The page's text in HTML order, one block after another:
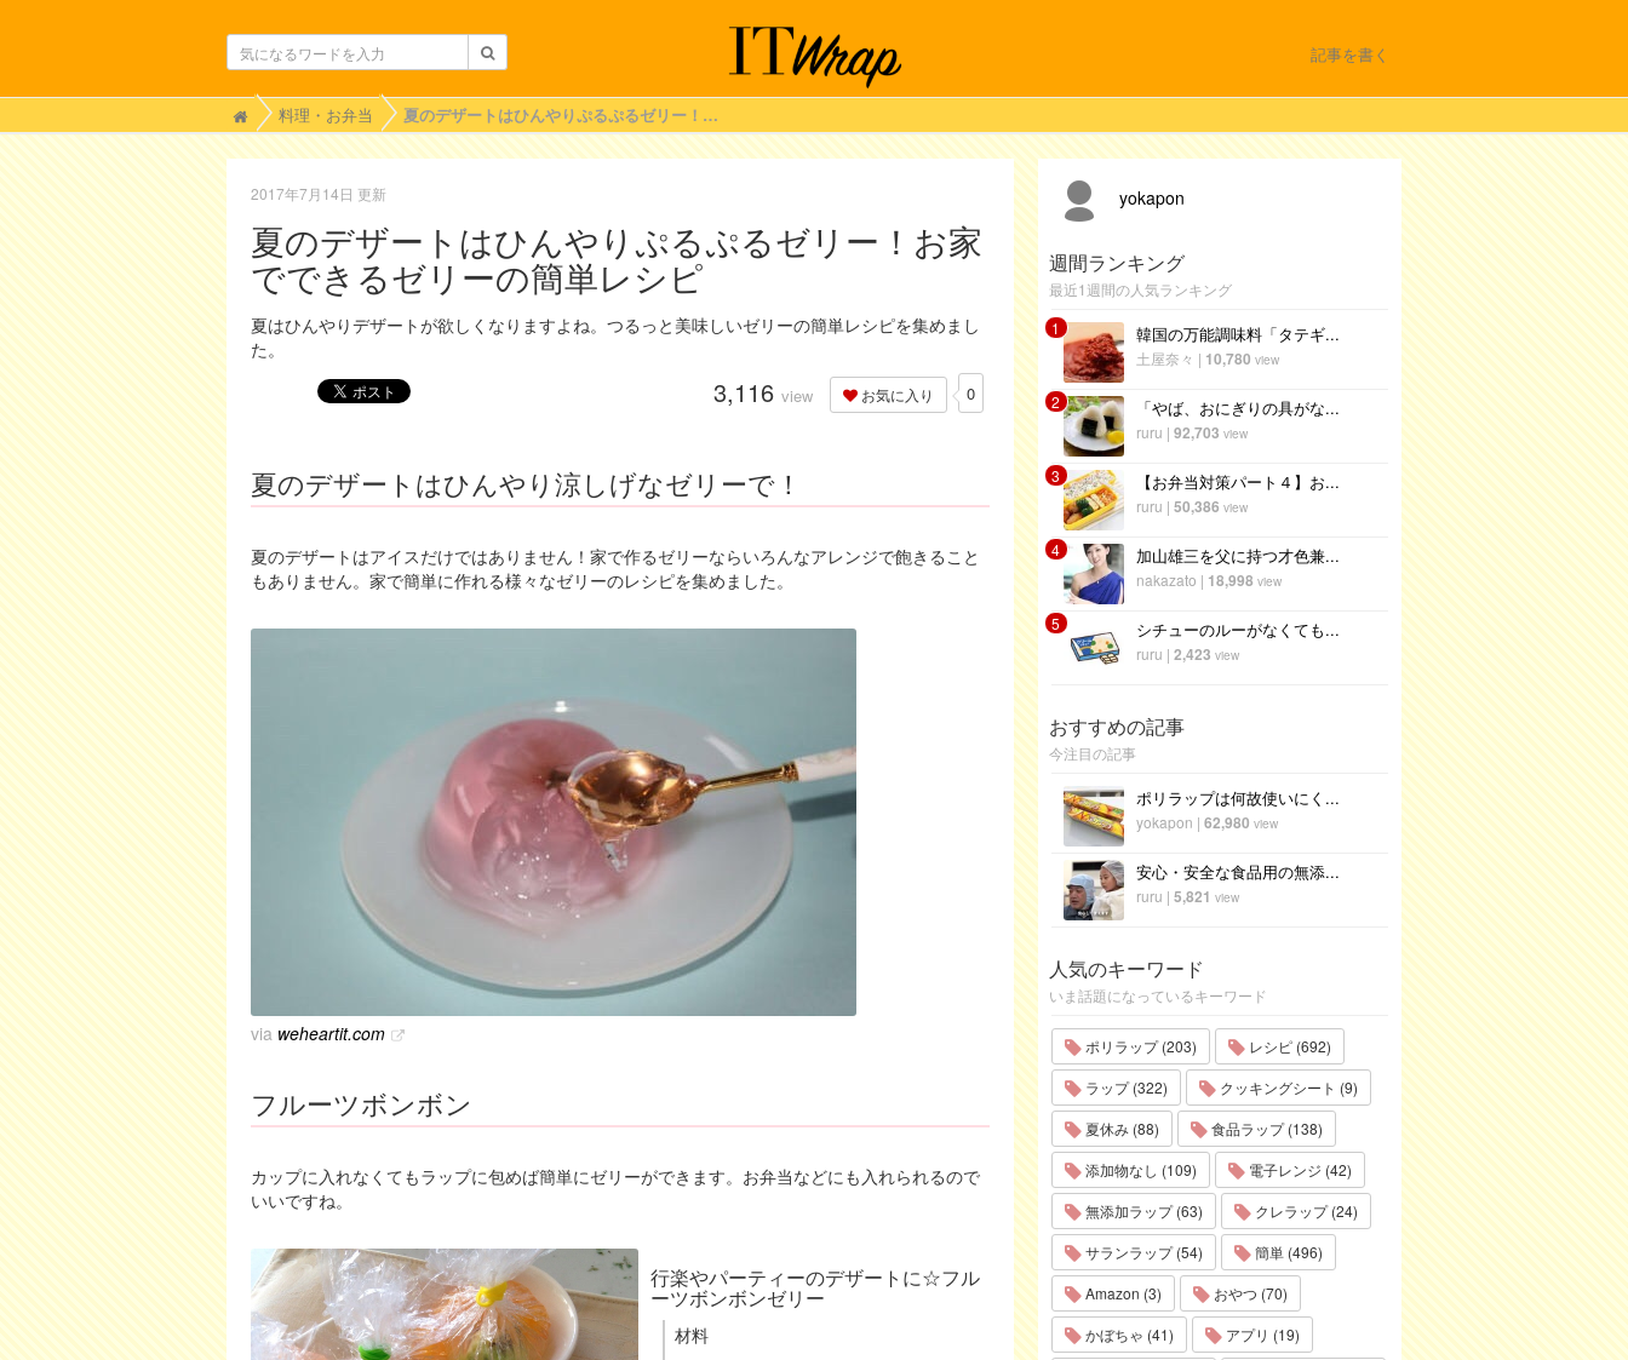
記事を書く
H
o
m
料理・お弁当 夏のデザートはひんやりぷるぷるゼリー！お家でできるゼリーの簡単レシピ
2017年7月14日 更新
夏のデザートはひんやりぷるぷるゼリー！お家
でできるゼリーの簡単レシピ
夏はひんやりデザートが欲しくなりますよね。つるっと美味しいゼリーの簡単レシピを集めまし
た。
3,116 view お気に入り 0
夏のデザートはひんやり涼しげなゼリーで！
夏のデザートはアイスだけではありません！家で作るゼリーならいろんなアレンジで飽きること
もありません。家で簡単に作れる様々なゼリーのレシピを集めました。
via weheartit.com
フルーツボンボン
カップに入れなくてもラップに包めば簡単にゼリーができます。お弁当などにも入れられるので
いいですね。
行楽やパーティーのデザートに☆フル
ーツボンボンゼリー
材料
yokapon
週間ランキング
最近1週間の人気ランキング
1
韓国の万能調味料「タテギ...
土屋奈々 | 10,780 view
2 「やば、おにぎりの具がな...
ruru | 92,703 view
3 【お弁当対策パート４】お...
ruru | 50,386 view
4 加山雄三を父に持つ才色兼...
nakazato | 18,998 view
5 シチューのルーがなくても...
ruru | 2,423 view
おすすめの記事
今注目の記事
ポリラップは何故使いにく...
yokapon | 62,980 view
安心・安全な食品用の無添...
ruru | 5,821 view
人気のキーワード
いま話題になっているキーワード
ポリラップ (203)
レシピ (692)
ラップ (322)
クッキングシート (9)
夏休み (88)
食品ラップ (138)
添加物なし (109)
電子レンジ (42)
無添加ラップ (63)
クレラップ (24)
サランラップ (54)
簡単 (496)
Amazon (3)
おやつ (70)
かぼちゃ (41)
アプリ (19)